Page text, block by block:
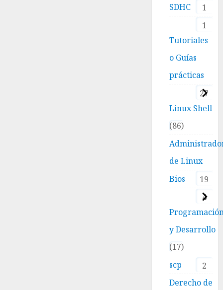
1
SDHC
1
Tutoriales
o Guías
prácticas
27
Linux Shell
86
de Linux
19
Bios
4
y Desarrollo
17
scp
2
Derecho de